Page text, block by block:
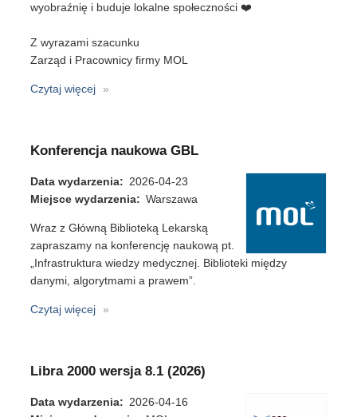
wyobraźnię i buduje lokalne społeczności ❤️
Z wyrazami szacunku
Zarząd i Pracownicy firmy MOL
Czytaj więcej
o
Konferencja naukowa GBL
Data wydarzenia
2026-04-23
Miejsce wydarzenia
Warszawa
Wraz z Główną Biblioteką Lekarską
zapraszamy na konferencję naukową pt.
„Infrastruktura wiedzy medycznej. Biblioteki między
danymi, algorytmami a prawem”.
Czytaj więcej
o
Libra 2000 wersja 8.1 (2026)
Data wydarzenia
2026-04-16